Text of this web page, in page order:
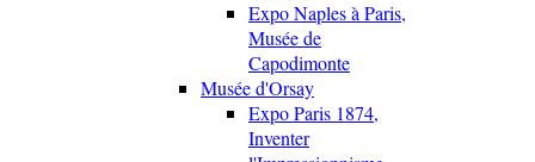
Expo Naples à Paris,
Musée de
Capodimonte
Musée d'Orsay
Expo Paris 1874,
Inventer